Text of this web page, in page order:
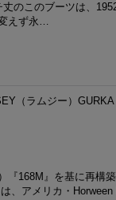
のこのブーツは、
えず永…
（ラムジー）
168M』を基に再構
、アメリカ・